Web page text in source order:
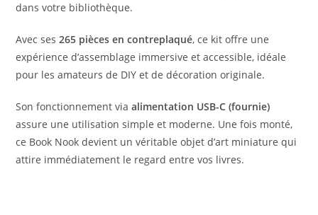
dans votre bibliothèque.
Avec ses265 pièces en contreplaqué, ce kit offre une
expérience d’assemblage immersive et accessible, idéale
pour les amateurs de DIY et de décoration originale.
Son fonctionnement viaalimentation USB-C (fournie)
assure une utilisation simple et moderne. Une fois monté,
ce Book Nook devient un véritable objet d’art miniature qui
attire immédiatement le regard entre vos livres.